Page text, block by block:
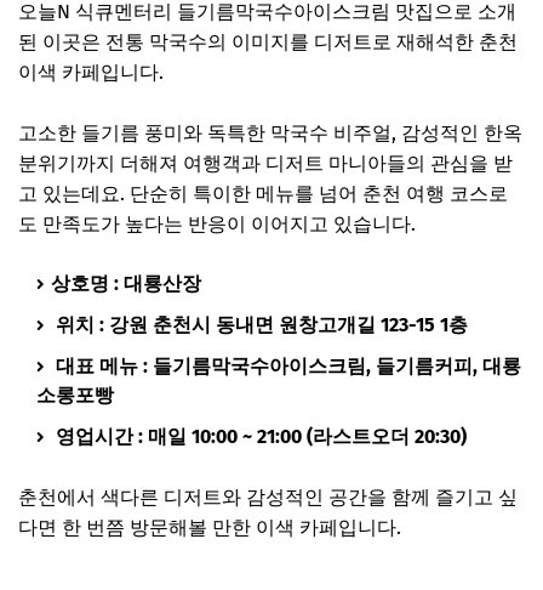
오늘N 식큐멘터리 들기름막국수아이스크림 맛집으로 소개
된 이곳은 전통 막국수의 이미지를 디저트로 재해석한 춘천
이색 카페입니다.
고소한 들기름 풍미와 독특한 막국수 비주얼, 감성적인 한옥
분위기까지 더해져 여행객과 디저트 마니아들의 관심을 받
고 있는데요. 단순히 특이한 메뉴를 넘어 춘천 여행 코스로
도 만족도가 높다는 반응이 이어지고 있습니다.
상호명 : 대룡산장
위치 : 강원 춘천시 동내면 원창고개길 123-15 1층
대표 메뉴 : 들기름막국수아이스크림, 들기름커피, 대룡
소롱포빵
영업시간 : 매일 10:00 ~ 21:00 (라스트오더 20:30)
춘천에서 색다른 디저트와 감성적인 공간을 함께 즐기고 싶
다면 한 번쯤 방문해볼 만한 이색 카페입니다.